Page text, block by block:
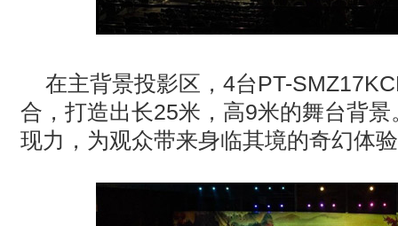
在主背景投影区， 4台PT-
合，打造出长25米，高9米的舞台背
现力，为观众带来身临其境的奇幻体